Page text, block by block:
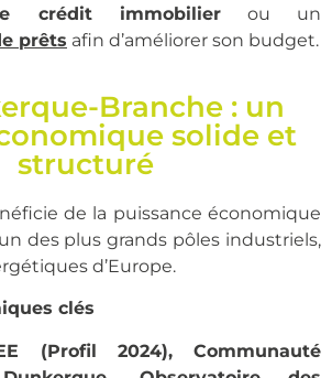
crédit immobilierou un
prêts afin d’améliorer son budget.
Branche : un
solide et
structuré
de la puissance économique
des plus grands pôles industriels,
d’Europe.
clés
(Profil 2024), Communauté